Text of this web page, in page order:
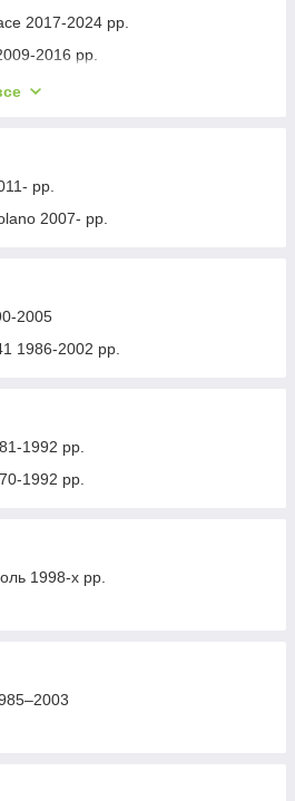
2017-2024 рр.
2016 рр.
рр.
хв.
рр.
2007- рр.
2005
1986-2002 рр.
1992 рр.
1992 рр.
1998-х рр.